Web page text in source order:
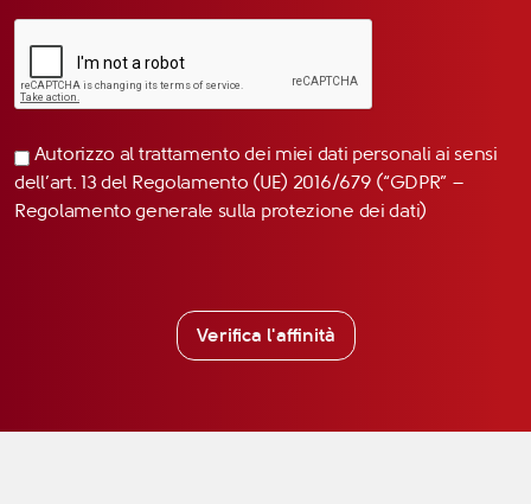
Autorizzo al trattamento dei miei dati personali ai sensi
dell’art. 13 del Regolamento (UE) 2016/679 (“GDPR” –
Regolamento generale sulla protezione dei dati)
Verifica l'affinità